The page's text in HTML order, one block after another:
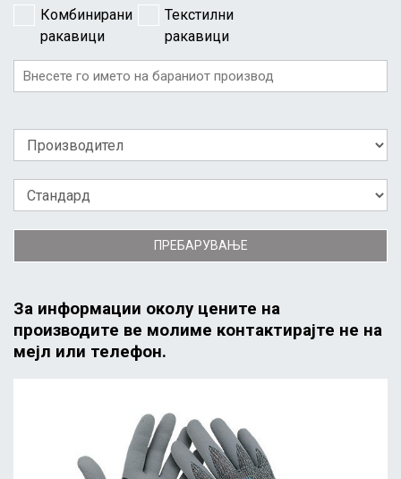
Комбинирани
ракавици
Текстилни
ракавици
ПРЕБАРУВАЊЕ
За информации околу цените на
производите ве молиме контактирајте не на
мејл или телефон.